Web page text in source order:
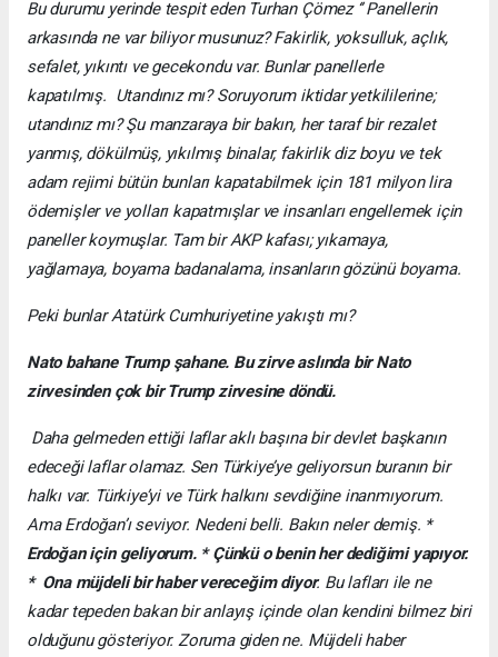
Bu durumu yerinde tespit eden Turhan Çömez ‘’ Panellerin
arkasında ne var biliyor musunuz? Fakirlik, yoksulluk, açlık,
sefalet, yıkıntı ve gecekondu var. Bunlar panellerle
kapatılmış. Utandınız mı? Soruyorum iktidar yetkililerine;
utandınız mı? Şu manzaraya bir bakın, her taraf bir rezalet
yanmış, dökülmüş, yıkılmış binalar, fakirlik diz boyu ve tek
adam rejimi bütün bunları kapatabilmek için 181 milyon lira
ödemişler ve yolları kapatmışlar ve insanları engellemek için
paneller koymuşlar. Tam bir AKP kafası; yıkamaya,
yağlamaya, boyama badanalama, insanların gözünü boyama.
Peki bunlar Atatürk Cumhuriyetine yakıştı mı?
Nato bahane Trump şahane. Bu zirve aslında bir Nato
zirvesinden çok bir Trump zirvesine döndü.
Daha gelmeden ettiği laflar aklı başına bir devlet başkanın
edeceği laflar olamaz. Sen Türkiye’ye geliyorsun buranın bir
halkı var. Türkiye’yi ve Türk halkını sevdiğine inanmıyorum.
Ama Erdoğan’ı seviyor. Nedeni belli. Bakın neler demiş. *
Erdoğan için geliyorum. * Çünkü o benin her dediğimi yapıyor.
* Ona müjdeli bir haber vereceğim diyor. Bu lafları ile ne
kadar tepeden bakan bir anlayış içinde olan kendini bilmez biri
olduğunu gösteriyor. Zoruma giden ne. Müjdeli haber